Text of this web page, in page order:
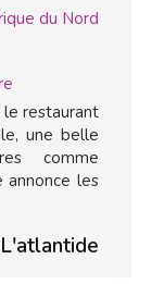
du Nord
restaurant
une belle
comme
les